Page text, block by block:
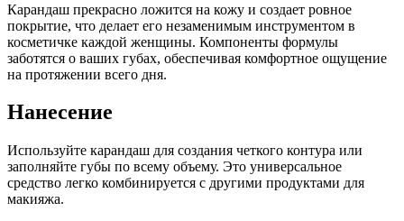
Карандаш прекрасно ложится на кожу и создает ровное
покрытие, что делает его незаменимым инструментом в
косметичке каждой женщины. Компоненты формулы
заботятся о ваших губах, обеспечивая комфортное ощущение
на протяжении всего дня.
Нанесение
Используйте карандаш для создания четкого контура или
заполняйте губы по всему объему. Это универсальное
средство легко комбинируется с другими продуктами для
макияжа.